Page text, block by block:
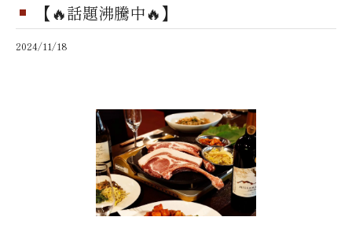
【🔥話題沸騰中🔥】
2024/11/18